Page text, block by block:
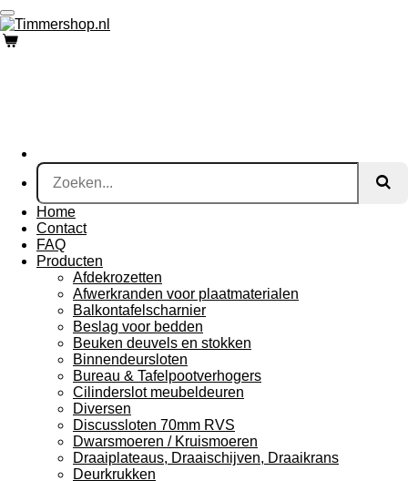
Ga
direct
naar
Home
Contact
FAQ
Producten
Afdekrozetten
Afwerkranden voor plaatmaterialen
Balkontafelscharnier
Beslag voor bedden
Beuken deuvels en stokken
Binnendeursloten
Bureau & Tafelpootverhogers
Cilinderslot meubeldeuren
Diversen
Discussloten 70mm RVS
Dwarsmoeren / Kruismoeren
Draaiplateaus, Draaischijven, Draaikrans
Deurkrukken